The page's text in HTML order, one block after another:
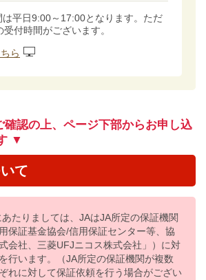
は平日9:00～17:00となります。ただ
受付時間がございます。
ら
認の上、ページ下部からお申し込
▼
て
たりましては、JAはJA所定の保証機関
保証基金協会/信用保証センター等、協
会社、三菱UFJニコス株式会社」）に対
行います。（JA所定の保証機関が複数
れに対して保証依頼を行う場合がござい